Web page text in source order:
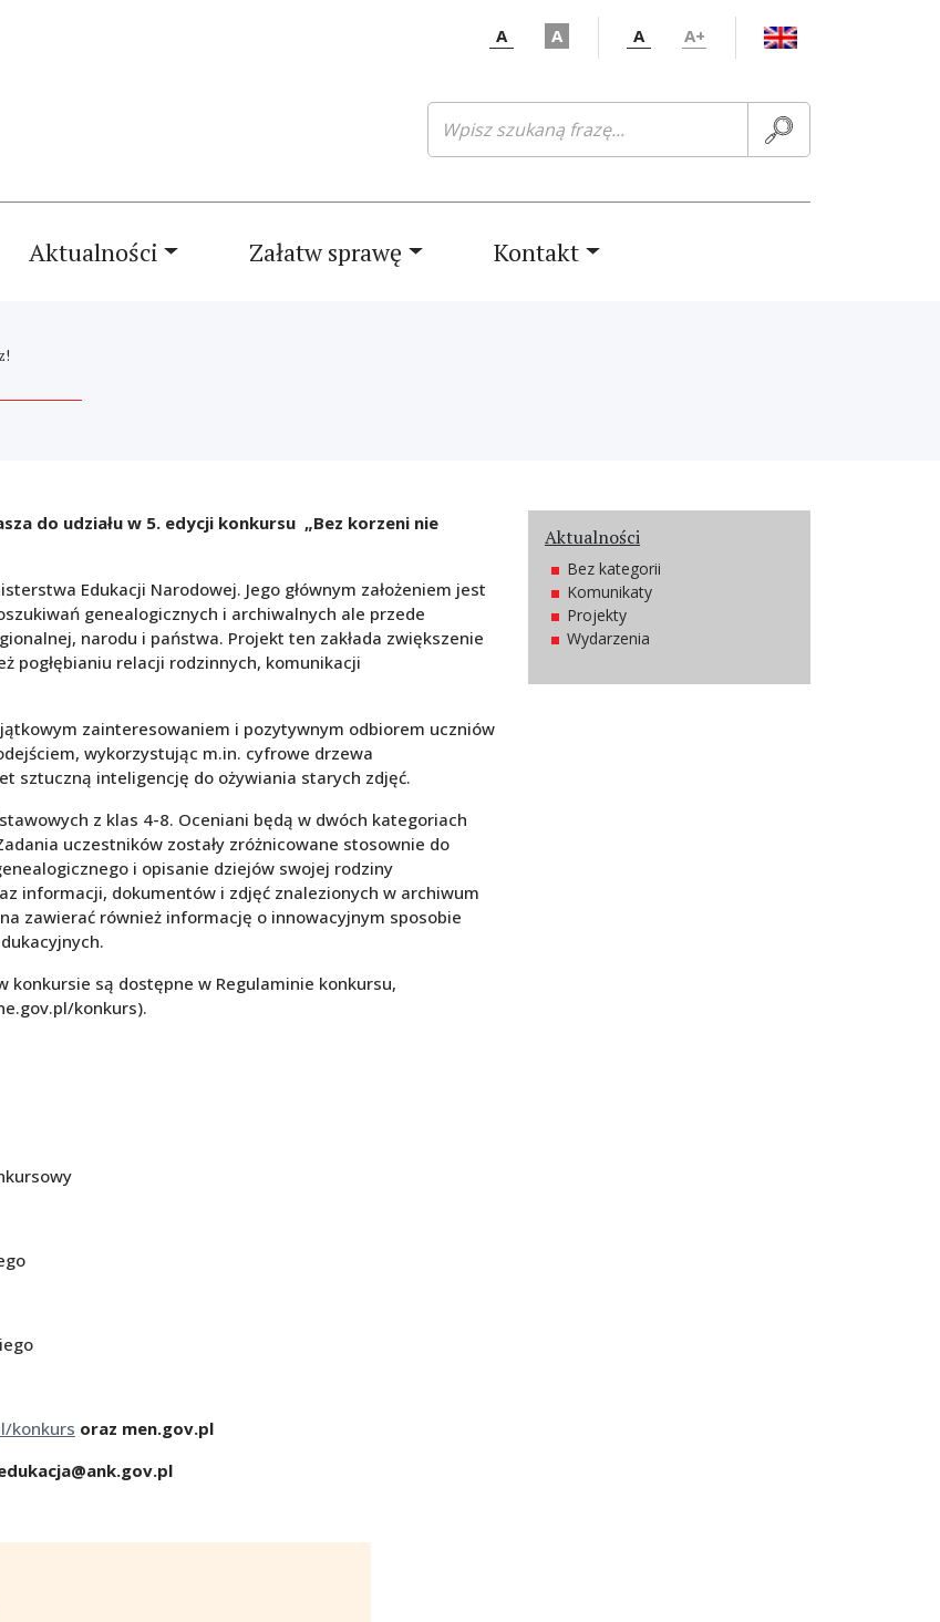
A A A A+
Szukaj:
Aktualności Załatw sprawę Kontakt
do udziału w 5. edycji konkursu „Bez korzeni nie
Edukacji Narodowej. Jego głównym założeniem jest
genealogicznych i archiwalnych ale przede
narodu i państwa. Projekt ten zakłada zwiększenie
pogłębianiu relacji rodzinnych, komunikacji
zainteresowaniem i pozytywnym odbiorem uczniów
wykorzystując m.in. cyfrowe drzewa
sztuczną inteligencję do ożywiania starych zdjęć.
z klas 4-8. Oceniani będą w dwóch kategoriach
uczestników zostały zróżnicowane stosownie do
i opisanie dziejów swojej rodziny
informacji, dokumentów i zdjęć znalezionych w archiwum
zawierać również informację o innowacyjnym sposobie
konkursie są dostępne w Regulaminie konkursu,
konkurs).
konkurs oraz men.gov.pl
Aktualności
Bez kategorii
Komunikaty
Projekty
Wydarzenia